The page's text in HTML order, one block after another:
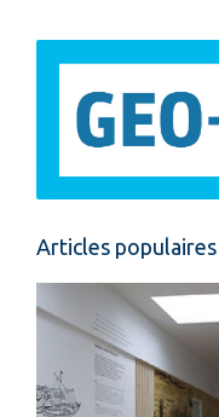
Articles populaires